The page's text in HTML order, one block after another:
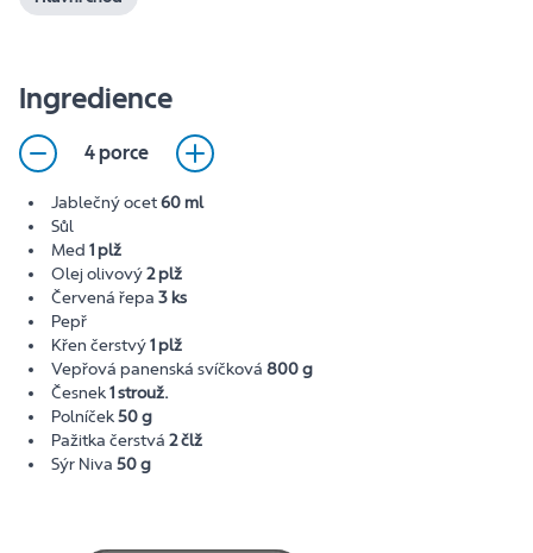
Ingredience
4 porce
Jablečný ocet60 ml
Sůl
Med 1 plž
Olej olivový2 plž
Červená řepa 3 ks
Pepř
Křen čerstvý1 plž
Vepřová panenská svíčková 800 g
Česnek1 strouž.
Polníček50 g
Pažitka čerstvá 2 člž
Sýr Niva 50 g